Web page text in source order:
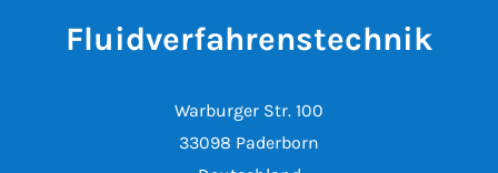
Fluidverfahrenstechnik
Warburger Str. 100
33098 Paderborn